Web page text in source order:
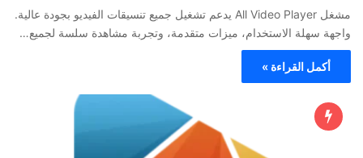
مشغل All Video Player يدعم تشغيل جميع تنسيقات الفيديو بجودة عالية.
واجهة سهلة الاستخدام، ميزات متقدمة، وتجربة مشاهدة سلسة لجميع…
أكمل القراءة »